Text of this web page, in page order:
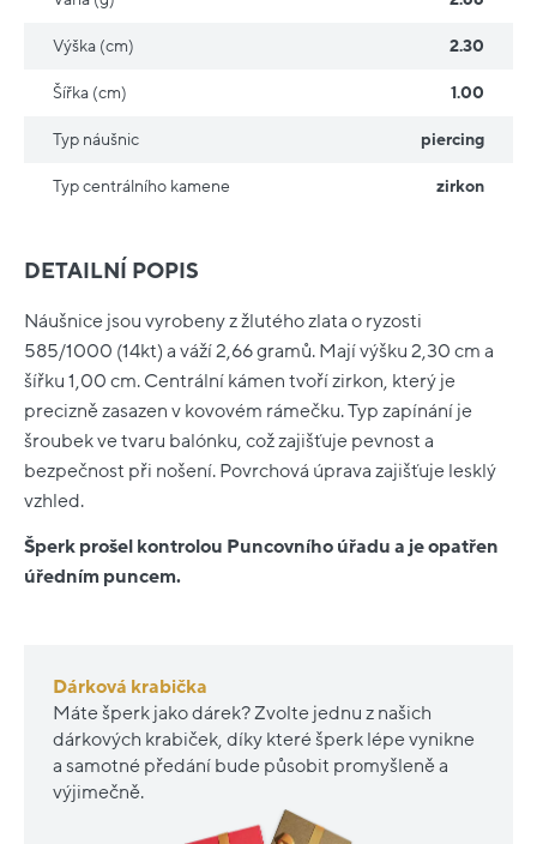
DETAILNÍ POPIS
Náušnice jsou vyrobeny z žlutého zlata o ryzosti
585/1000 (14kt) a váží 2,66 gramů. Mají výšku 2,30 cm a
šířku 1,00 cm. Centrální kámen tvoří zirkon, který je
precizně zasazen v kovovém rámečku. Typ zapínání je
šroubek ve tvaru balónku, což zajišťuje pevnost a
bezpečnost při nošení. Povrchová úprava zajišťuje lesklý
vzhled.
Šperk prošel kontrolou Puncovního úřadu a je opatřen
úředním puncem.
Dárková krabička
Máte šperk jako dárek? Zvolte jednu z našich
dárkových krabiček, díky které šperk lépe vynikne
a samotné předání bude působit promyšleně a
výjimečně.
Výška (cm) 2.30
Šířka (cm) 1.00
Typ náušnic piercing
Typ centrálního kamene zirkon